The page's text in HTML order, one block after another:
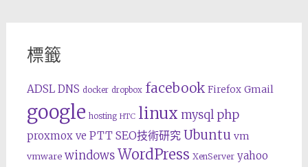
標籤
ADSL DNS docker dropbox facebook Firefox Gmail
google hosting HTC linux mysql php
proxmox ve PTT SEO技術研究 Ubuntu vm
vmware windows WordPress XenServer yahoo